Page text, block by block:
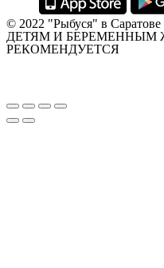
© 2022 "Рыбуся" в Саратове
ДЕТЯМ И
РЕКОМЕНДУЕТСЯ